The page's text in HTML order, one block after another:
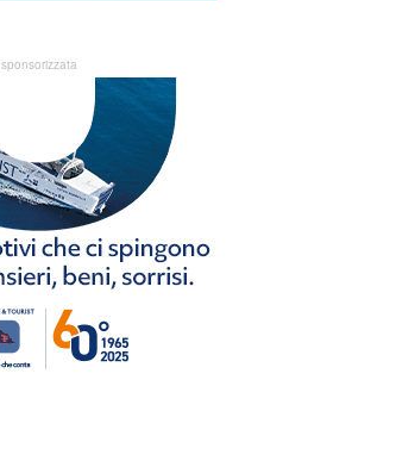
sponsorizzata